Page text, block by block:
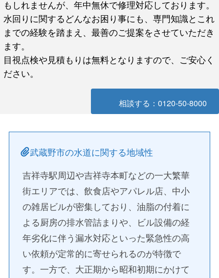
もしれませんが、年中無休で修理対応しております。
水回りに関するどんなお困り事にも、専門知識とこれ
までの経験を踏まえ、最善のご提案をさせていただき
ます。
目視点検や見積もりは無料となりますので、ご安心く
ださい。
相談する：0120-50-8000
武蔵野市の水道に関する地域性
吉祥寺駅周辺や吉祥寺本町などの一大繁華
街エリアでは、飲食店やアパレル店、中小
の雑居ビルが密集しており、油脂の付着に
よる厨房の排水管詰まりや、ビル設備の経
年劣化に伴う漏水対応といった緊急性の高
い依頼が定常的に寄せられるのが特徴で
す。一方で、大正期から昭和初期にかけて